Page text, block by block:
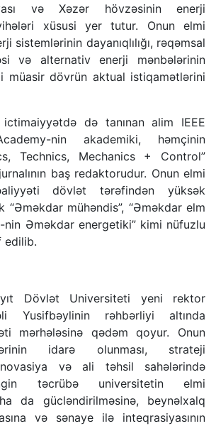
və Xəzər hövzəsinin enerji
xüsusi yer tutur. Onun elmi
sistemlərinin dayanıqlılığı, rəqəmsal
və alternativ enerji mənbələrinin
müasir dövrün aktual istiqamətlərini
də tanınan alim IEEE
nin akademiki, həmçinin
Technics, Mechanics + Control”
baş redaktorudur. Onun elmi
dövlət tərəfindən yüksək
“Əməkdar mühəndis”, “Əməkdar elm
nin Əməkdar energetiki” kimi nüfuzlu
edilib.
Dövlət Universiteti yeni rektor
Yusifbəylinin rəhbərliyi altında
mərhələsinə qədəm qoyur. Onun
idarə olunması, strateji
və ali təhsil sahələrində
təcrübə universitetin elmi
da gücləndirilməsinə, beynəlxalq
və sənaye ilə inteqrasiyasının